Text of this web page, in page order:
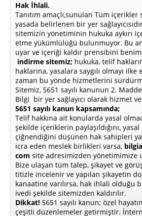
Hak İhlali.
Tanıtım amaçlı,sunulan Tüm içerikler
yasada belirlenen bir yer
sitemizin yönetiminin hukuka aykırı
etme yükümlülüğü bulunmuyor. Bu
uyar ve içeriği kaldır prensibini
indirme sitemiz; hukuka, telif
haklarına, yasalara saygılı olmayı
zaman bu yönde hizmetlerini
Sitemiz, 5651 sayılı kanunun 2.
Bilgi bir yer sağlayıcı olarak hizmet
5651 sayılı kanun kapsamında;
Telif hakkına ait konularda yasal
şekilde içeriklerin paylaşıldığını, yasal
çiğnendiğini düşünen hak sahipleri ya
icra eden meslek birlikleri varsa,
com site adresimizden yönetimimize
Bize ulaşan tüm talep, şikayet ve
titizle incelenir ve yapılan şikayetin
kanaatine varılırsa, hak ihlali olduğu
ivedi şekilde sitemizden kaldırılır.
Dikkat! 5651 sayılı kanun; özel
çeşitli düzenlemeler getirmiştir.